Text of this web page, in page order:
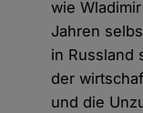
wie
Jahren
in Russland
der
und die